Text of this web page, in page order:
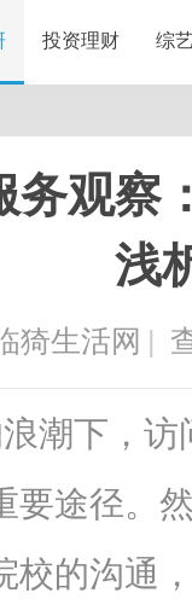
投资理财 综
务观察
浅
猗生活网 |
潮下，
要途径。
校的沟通